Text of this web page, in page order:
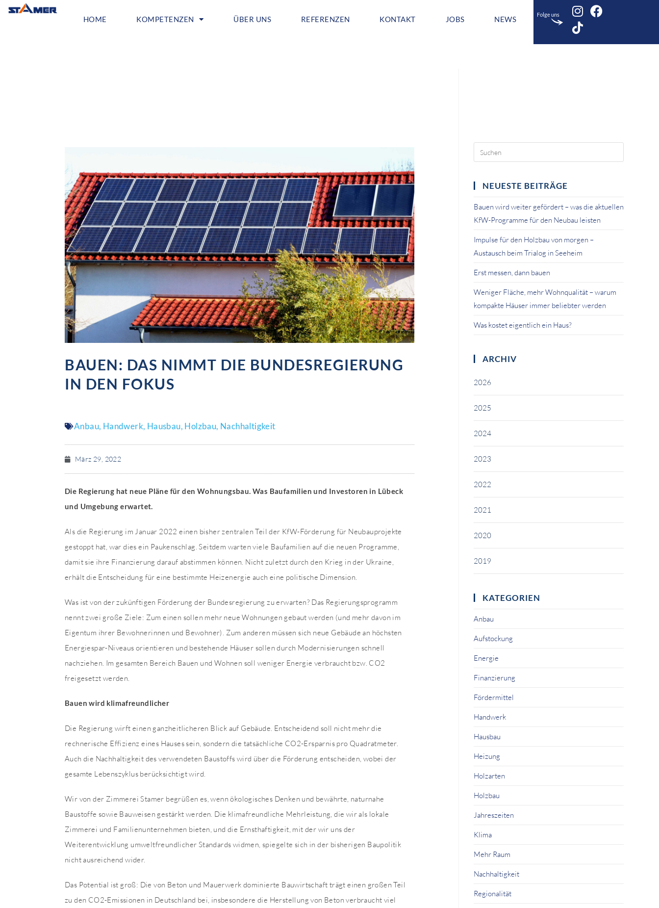
springen
HOME KOMPETENZEN ÜBER UNS REFERENZEN KONTAKT JOBS NEWS
Folge uns
BAUEN: DAS NIMMT DIE BUNDESREGIERUNG
IN DEN FOKUS
Anbau, Handwerk, Hausbau, Holzbau, Nachhaltigkeit
März 29, 2022
Die Regierung hat neue Pläne für den Wohnungsbau. Was Baufamilien und Investoren in Lübeck
und Umgebung erwartet.
Als die Regierung im Januar 2022 einen bisher zentralen Teil der KfW-Förderung für Neubauprojekte
gestoppt hat, war dies ein Paukenschlag. Seitdem warten viele Baufamilien auf die neuen Programme,
damit sie ihre Finanzierung darauf abstimmen können. Nicht zuletzt durch den Krieg in der Ukraine,
erhält die Entscheidung für eine bestimmte Heizenergie auch eine politische Dimension.
Was ist von der zukünftigen Förderung der Bundesregierung zu erwarten? Das Regierungsprogramm
nennt zwei große Ziele: Zum einen sollen mehr neue Wohnungen gebaut werden (und mehr davon im
Eigentum ihrer Bewohnerinnen und Bewohner). Zum anderen müssen sich neue Gebäude an höchsten
Energiespar-Niveaus orientieren und bestehende Häuser sollen durch Modernisierungen schnell
nachziehen. Im gesamten Bereich Bauen und Wohnen soll weniger Energie verbraucht bzw. CO2
freigesetzt werden.
Bauen wird klimafreundlicher
Die Regierung wirft einen ganzheitlicheren Blick auf Gebäude. Entscheidend soll nicht mehr die
rechnerische Effizienz eines Hauses sein, sondern die tatsächliche CO2-Ersparnis pro Quadratmeter.
Auch die Nachhaltigkeit des verwendeten Baustoffs wird über die Förderung entscheiden, wobei der
gesamte Lebenszyklus berücksichtigt wird.
Wir von der Zimmerei Stamer begrüßen es, wenn ökologisches Denken und bewährte, naturnahe
Baustoffe sowie Bauweisen gestärkt werden. Die klimafreundliche Mehrleistung, die wir als lokale
Zimmerei und Familienunternehmen bieten, und die Ernsthaftigkeit, mit der wir uns der
Weiterentwicklung umweltfreundlicher Standards widmen, spiegelte sich in der bisherigen Baupolitik
nicht ausreichend wider.
Das Potential ist groß: Die von Beton und Mauerwerk dominierte Bauwirtschaft trägt einen großen Teil
zu den CO2-Emissionen in Deutschland bei, insbesondere die Herstellung von Beton verbraucht viel
NEUESTE BEITRÄGE
Bauen wird weiter gefördert – was die aktuellen
KfW-Programme für den Neubau leisten
Impulse für den Holzbau von morgen –
Austausch beim Trialog in Seeheim
Erst messen, dann bauen
Weniger Fläche, mehr Wohnqualität – warum
kompakte Häuser immer beliebter werden
Was kostet eigentlich ein Haus?
ARCHIV
2026
2025
2024
2023
2022
2021
2020
2019
KATEGORIEN
Anbau
Aufstockung
Energie
Finanzierung
Fördermittel
Handwerk
Hausbau
Heizung
Holzarten
Holzbau
Jahreszeiten
Klima
Mehr Raum
Nachhaltigkeit
Regionalität